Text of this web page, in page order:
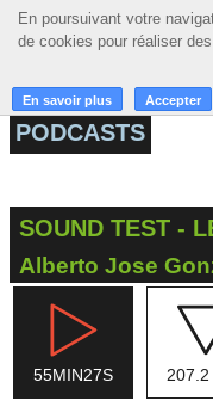
En poursuivant votre
de cookies pour réaliser
En savoir plus Accepter
En poursuivant votre
de cookies pour réaliser
En savoir plus Accepter
ACCUEIL
ACTIONS
PODCASTS
SOUND TEST -
Alberto Jose
55MIN27S